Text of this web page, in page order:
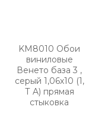
KM8010 Обои
виниловые
Венето база 3 ,
серый 1,06х10 (1,
Т A) прямая
стыковка